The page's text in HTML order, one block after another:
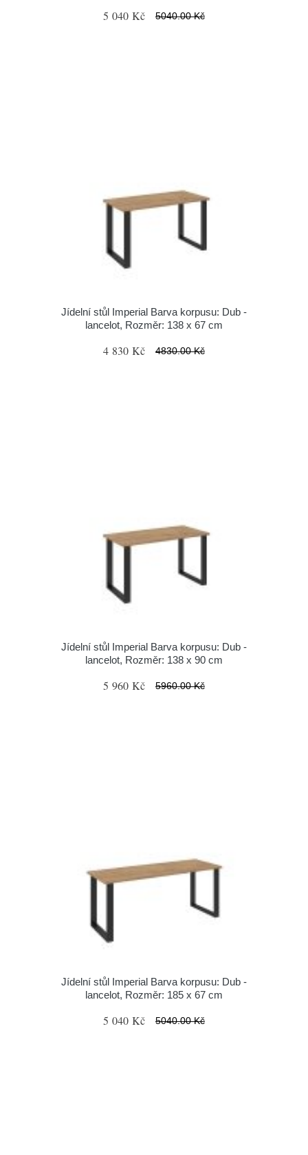
5 040 Kč 5040.00 Kč
Jídelní stůl Imperial Barva korpusu: Dub -
lancelot, Rozměr: 138 x 67 cm
4 830 Kč 4830.00 Kč
Jídelní stůl Imperial Barva korpusu: Dub -
lancelot, Rozměr: 138 x 90 cm
5 960 Kč 5960.00 Kč
Jídelní stůl Imperial Barva korpusu: Dub -
lancelot, Rozměr: 185 x 67 cm
5 040 Kč 5040.00 Kč